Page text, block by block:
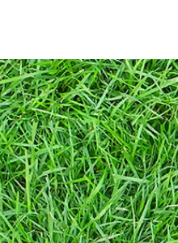
結婚式
ョン全
ベスト
セット
モバイ
ン